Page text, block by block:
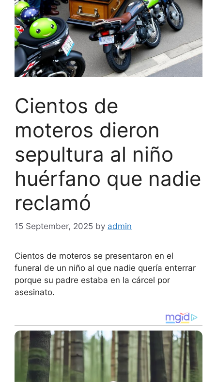
Cientos de
moteros dieron
sepultura al niño
huérfano que nadie
reclamó
15 September, 2025 by admin
Cientos de moteros se presentaron en el
funeral de un niño al que nadie quería enterrar
porque su padre estaba en la cárcel por
asesinato.